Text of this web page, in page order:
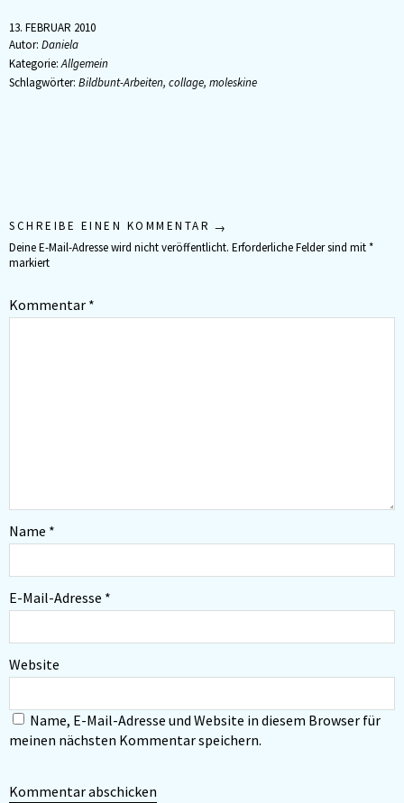
kurz vor einem Sytem-Shut-
Down. Der Rechner…
13. FEBRUAR 2010
Autor: Daniela
Kategorie:Allgemein
Schlagwörter: Bildbunt-Arbeiten, collage, moleskine
SCHREIBE EINEN KOMMENTAR
Deine E-Mail-Adresse wird nicht veröffentlicht. Erforderliche Felder sind mit*
markiert
Kommentar *
Name *
E-Mail-Adresse *
Website
Name, E-Mail-Adresse und Website in diesem Browser für
meinen nächsten Kommentar speichern.